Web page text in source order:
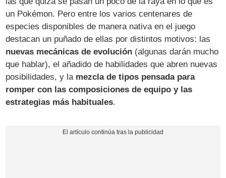
un Pokémon. Pero entre los varios centenares de
especies disponibles de manera nativa en el juego
destacan un puñado de ellas por distintos motivos: las
nuevas mecánicas de evolución (algunas darán mucho
que hablar), el añadido de habilidades que abren nuevas
posibilidades, y la mezcla de tipos pensada para
romper con las composiciones de equipo y las
estrategias más habituales.